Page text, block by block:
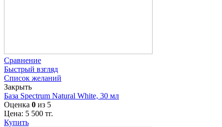
Сравнение
Быстрый взгляд
Список желаний
Закрыть
База Spectrum Natural White, 30 мл
Оценка 0 из 5
Цена: 5 500 тг.
Купить